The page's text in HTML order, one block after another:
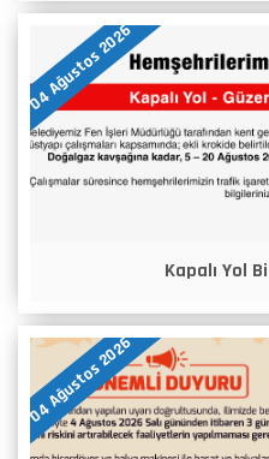
04 Ağustos 2026
Kapalı Yol
04 Ağustos 2026